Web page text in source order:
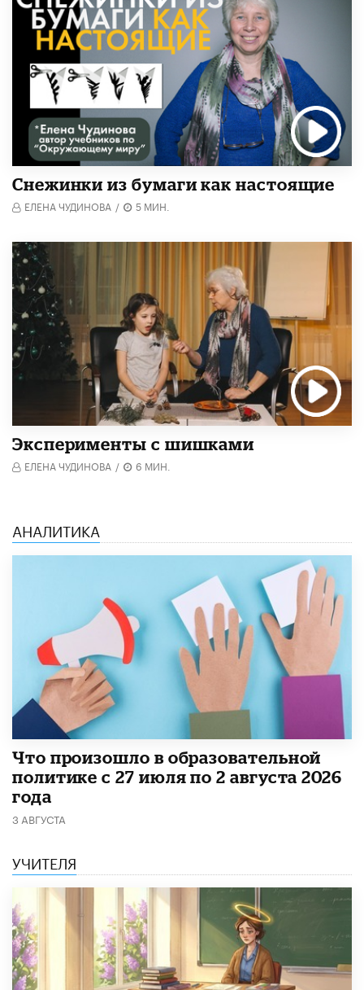
Снежинки из бумаги как настоящие
ЕЛЕНА ЧУДИНОВА / 5 МИН.
Эксперименты с шишками
ЕЛЕНА ЧУДИНОВА / 6 МИН.
АНАЛИТИКА
​Что произошло в образовательной
политике с 27 июля по 2 августа 2026
года
3 АВГУСТА
УЧИТЕЛЯ